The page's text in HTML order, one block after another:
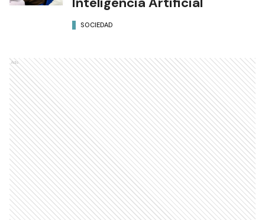
SOCIEDAD
Ads